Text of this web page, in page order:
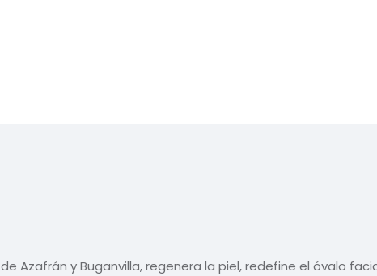
de Azafrán y Buganvilla, regenera la piel, redefine el óvalo